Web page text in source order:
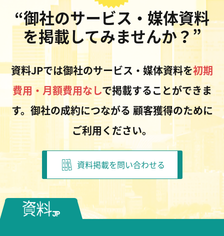
“御社のサービス・媒体資料
を掲載してみませんか？”
資料JPでは御社のサービス・媒体資料を初期
費用・月額費用なしで掲載することができま
す。御社の成約につながる 顧客獲得のために
ご利用ください。
資料掲載を問い合わせる